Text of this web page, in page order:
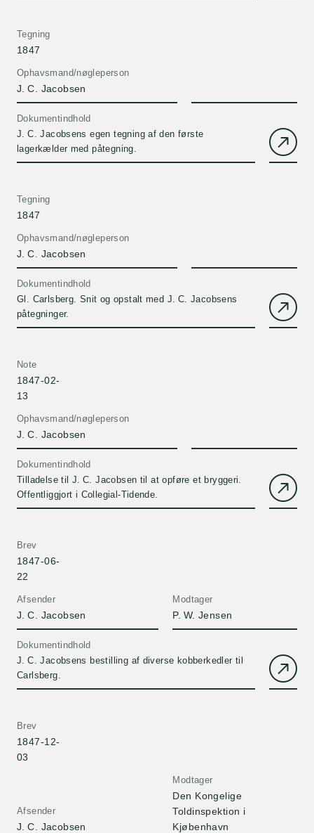
Ophavsmand/nøgleperson
J. C. Jacobsen
Tegning
1847
Dokumentindhold
J. C. Jacobsens egen tegning af den første
lagerkælder med påtegning.
Ophavsmand/nøgleperson
J. C. Jacobsen
Tegning
1847
Dokumentindhold
Gl. Carlsberg. Snit og opstalt med J. C. Jacobsens
påtegninger.
Ophavsmand/nøgleperson
J. C. Jacobsen
Note
1847-02-
13
Dokumentindhold
Tilladelse til J. C. Jacobsen til at opføre et bryggeri.
Offentliggjort i Collegial-Tidende.
Afsender
J. C. Jacobsen
Brev
1847-06-
22
Modtager
P. W. Jensen
Dokumentindhold
J. C. Jacobsens bestilling af diverse kobberkedler til
Carlsberg.
Afsender
J. C. Jacobsen
Brev
1847-12-
03
Modtager
Den Kongelige
Toldinspektion i
Kjøbenhavn